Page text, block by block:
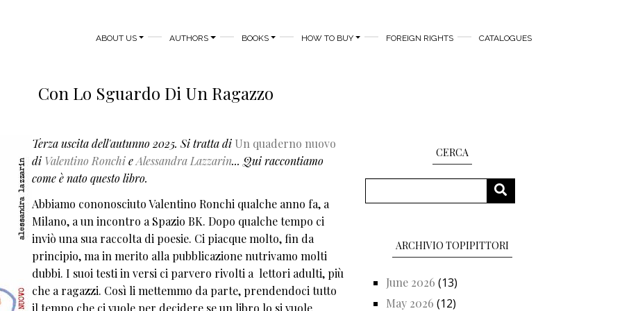
MAIN NAVIGATION
ABOUT US AUTHORS BOOKS HOW TO BUY FOREIGN RIGHTS CATALOGUES
Con Lo Sguardo Di Un Ragazzo
Terza uscita dell'autunno 2025. Si tratta di Un quaderno nuovo
di Valentino RonchieAlessandra Lazzarin... Qui raccontiamo
come è nato questo libro.
Abbiamo cononosciuto Valentino Ronchi qualche anno fa, a
Milano, a un incontro a Spazio BK. Dopo qualche tempo ci
inviò una sua raccolta di poesie. Ci piacque molto, fin da
principio, ma in merito alla pubblicazione nutrivamo molti
dubbi. I suoi testi in versi ci parvero rivolti a lettori adulti, più
che a ragazzi. Così li mettemmo da parte, prendendoci tutto
il tempo che ci vuole per decidere se un libro lo si vuole
CERCA
SEARCH
ARCHIVIO TOPIPITTORI
June 2026 (13)
May 2026 (12)